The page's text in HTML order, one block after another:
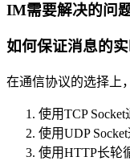
IM需要解决的问
如何保证消息的
在通信协议的选择上
使用TCP
使用UDP
使用HTTP长轮